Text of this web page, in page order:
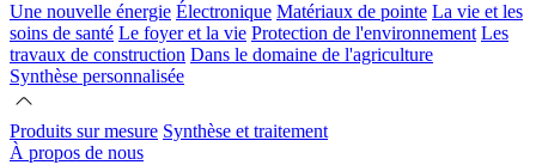
Une nouvelle énergie Électronique Matériaux de pointe La vie et les
soins de santé Le foyer et la vie Protection de l'environnement Les
travaux de construction Dans le domaine de l'agriculture
Synthèse personnalisée
Produits sur mesure Synthèse et traitement
À propos de nous